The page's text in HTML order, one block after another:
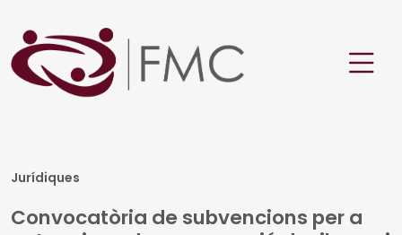
Jurídiques
Convocatòria de subvencions per a